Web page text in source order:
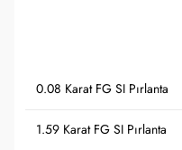
0.08 Karat FG SI Pırlanta
1.59 Karat FG SI Pırlanta